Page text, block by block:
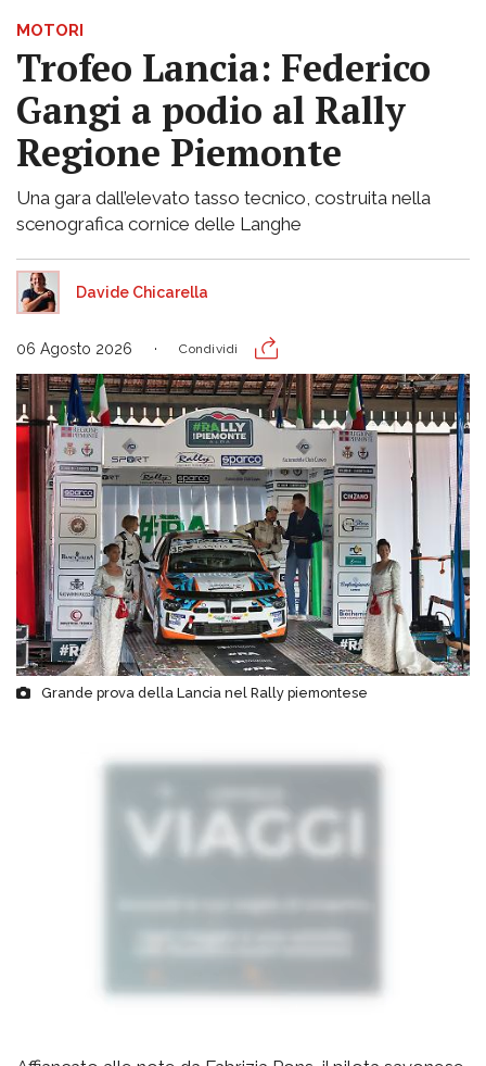
MOTORI
Trofeo Lancia: Federico
Gangi a podio al Rally
Regione Piemonte
Una gara dall’elevato tasso tecnico, costruita nella
scenografica cornice delle Langhe
Davide Chicarella
06 Agosto 2026 Condividi
Grande prova della Lancia nel Rally piemontese